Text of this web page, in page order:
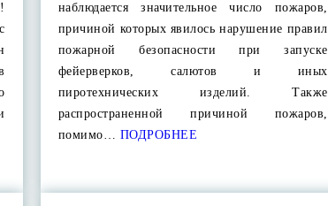
наблюдается значительное число пожаров,
причиной которых явилось нарушение правил
пожарной безопасности при запуске
фейерверков, салютов и иных
пиротехнических изделий. Также
распространенной причиной пожаров,
помимо… ПОДРОБНЕЕ